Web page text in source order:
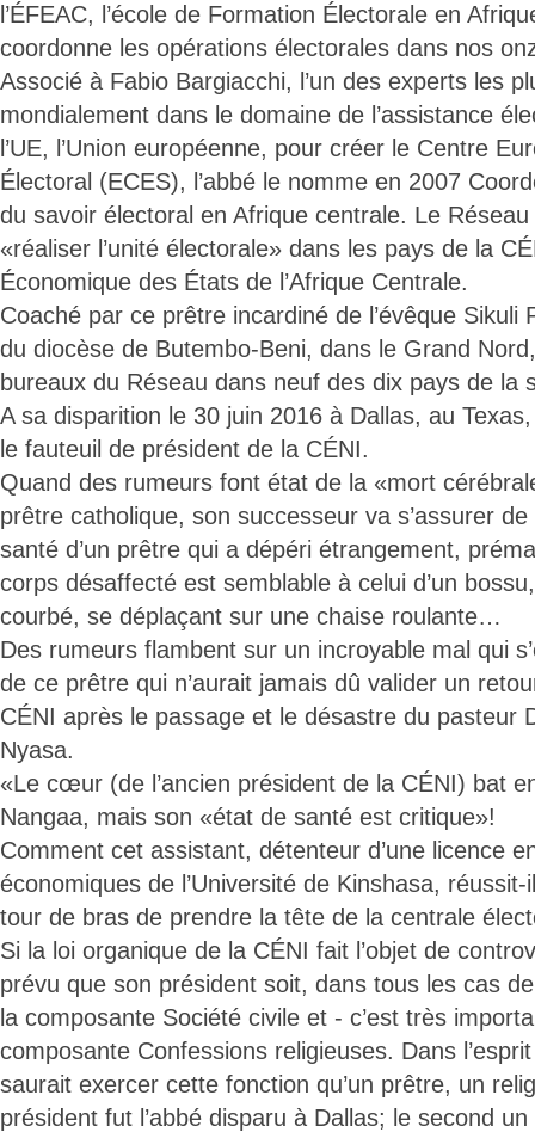
l’ÉFEAC, l’école de Formation Électorale en
coordonne les opérations électorales dans nos
Associé à Fabio Bargiacchi, l’un des experts les
mondialement dans le domaine de l’assistance
l’UE, l’Union européenne, pour créer le Centre
Électoral (ECES), l’abbé le nomme en 2007
du savoir électoral en Afrique centrale. Le
«réaliser l’unité électorale» dans les pays de la
Économique des États de l’Afrique Centrale.
Coaché par ce prêtre incardiné de l’évêque Sikuli
du diocèse de Butembo-Beni, dans le Grand
bureaux du Réseau dans neuf des dix pays de la
A sa disparition le 30 juin 2016 à Dallas, au
le fauteuil de président de la CÉNI.
Quand des rumeurs font état de la «mort
prêtre catholique, son successeur va s’assurer
santé d’un prêtre qui a dépéri étrangement,
corps désaffecté est semblable à celui d’un
courbé, se déplaçant sur une chaise roulante…
Des rumeurs flambent sur un incroyable mal qui
de ce prêtre qui n’aurait jamais dû valider un
CÉNI après le passage et le désastre du pasteur
Nyasa.
«Le cœur (de l’ancien président de la CÉNI) bat
Nangaa, mais son «état de santé est critique»!
Comment cet assistant, détenteur d’une licence
économiques de l’Université de Kinshasa,
tour de bras de prendre la tête de la centrale
Si la loi organique de la CÉNI fait l’objet de
prévu que son président soit, dans tous les cas
la composante Société civile et - c’est très
composante Confessions religieuses. Dans
saurait exercer cette fonction qu’un prêtre, un
président fut l’abbé disparu à Dallas; le second